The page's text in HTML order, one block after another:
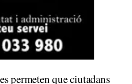
permeten que ciutadans